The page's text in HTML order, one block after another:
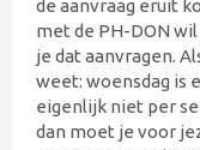
de aanvraag eruit
met de PH-DON
je dat aanvragen.
weet: woensdag is
eigenlijk niet per se
dan moet je voor